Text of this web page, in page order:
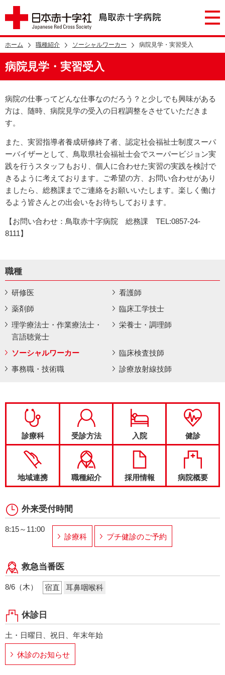
ホーム 職種紹介 ソーシャルワーカー 病院見学・実習受入
病院見学・実習受入
病院の仕事ってどんな仕事なのだろう？と少しでも興味がある
方は、随時、病院見学の受入の日程調整をさせていただきま
す。
また、実習指導者養成研修終了者、認定社会福祉士制度スーパ
ーバイザーとして、鳥取県社会福祉士会でスーパービジョン実
践を行うスタッフもおり、個人に合わせた実習の実践を検討で
きるように考えております。ご希望の方、お問い合わせがあり
ましたら、総務課までご連絡をお願いいたします。楽しく働け
るよう皆さんとの出会いをお待ちしております。
【お問い合わせ：鳥取赤十字病院 総務課 TEL:0857-24-
8111】
職種
研修医
看護師
薬剤師
臨床工学技士
理学療法士・作業療法士・
言語聴覚士
栄養士・調理師
ソーシャルワーカー
臨床検査技師
事務職・技術職
診療放射線技師
診療科 受診方法 入院 健診
地域連携 職種紹介 採用情報 病院概要
外来受付時間
8:15～11:00
診療科
プチ健診のご予約
救急当番医
8/6（木） 宿直 耳鼻咽喉科
休診日
土・日曜日、祝日、年末年始
休診のお知らせ